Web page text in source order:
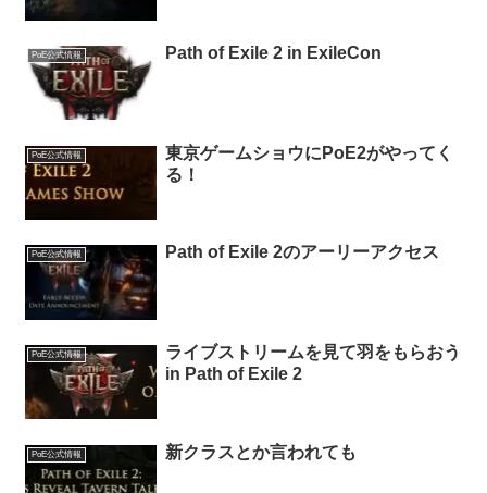
PoE公式情報 Path of Exile 2 in ExileCon
PoE公式情報
東京ゲームショウにPoE2がやってく
る！
PoE公式情報 Path of Exile 2のアーリーアクセス
PoE公式情報
ライブストリームを見て羽をもらおう
in Path of Exile 2
PoE公式情報 新クラスとか言われても